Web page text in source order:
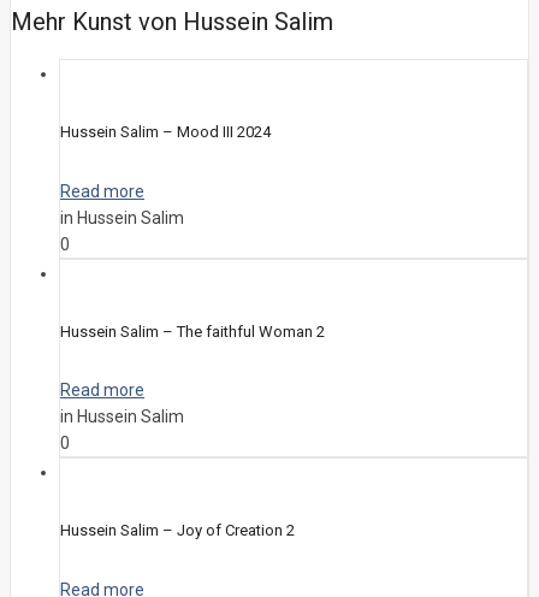
Mehr Kunst von Hussein Salim
Hussein Salim – Mood III 2024
Read more
in Hussein Salim
0
Hussein Salim – The faithful Woman 2
Read more
in Hussein Salim
0
Hussein Salim – Joy of Creation 2
Read more